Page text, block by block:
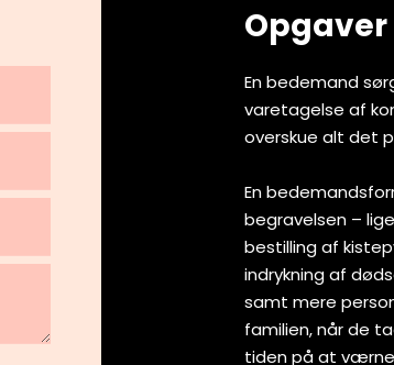
En bedemand
varetagelse af
overskue alt det
En
begravelsen –
bestilling af
indrykning af
samt mere
familien, når de
tiden på at værne